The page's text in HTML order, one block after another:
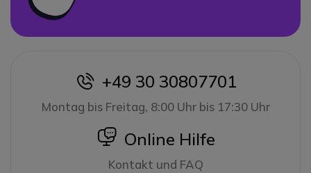
icon
+49 30 30807701
Montag bis Freitag, 8:00 Uhr bis 17:30 Uhr
icon
Online Hilfe
Kontakt und FAQ